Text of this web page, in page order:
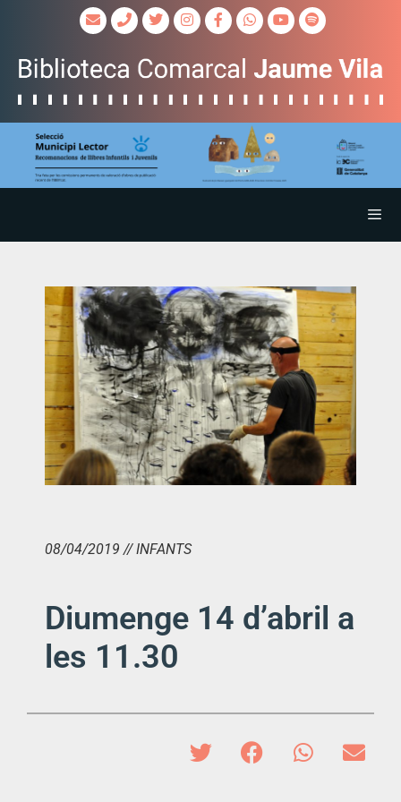
08/04/2019 // INFANTS
Diumenge 14 d’abril a
les 11.30